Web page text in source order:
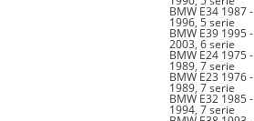
BMW E34 1987 -
1996, 5 serie
BMW E39 1995 -
2003, 6 serie
BMW E24 1975 -
1989, 7 serie
BMW E23 1976 -
1989, 7 serie
BMW E32 1985 -
1994, 7 serie